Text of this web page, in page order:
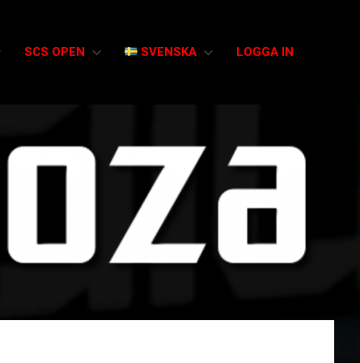
SCS OPEN SVENSKA LOGGA IN